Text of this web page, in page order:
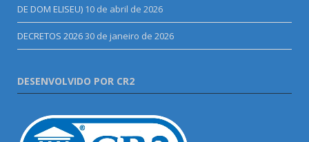
DE DOM ELISEU) 10 de abril de 2026
DECRETOS 202630 de janeiro de 2026
DESENVOLVIDO POR CR2